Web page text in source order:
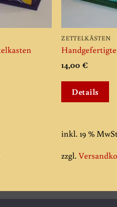
ZETTELKÄSTEN
14,00€
Details
inkl. 19 %
zzgl.
Boschert